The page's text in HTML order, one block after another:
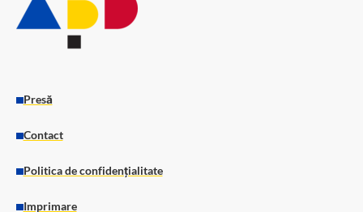
Presă
Contact
Politica de confidențialitate
Imprimare